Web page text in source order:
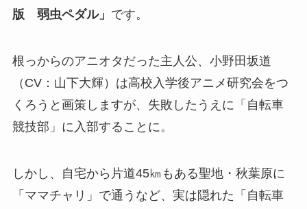
版 弱虫ペダル」 です。
根っからのアニオタだった主人公、小野田坂道
（CV：山下大輝）は高校入学後アニメ研究会をつ
くろうと画策しますが、失敗したうえに「自転車
競技部」に入部することに。
しかし、自宅から片道45㎞もある聖地・秋葉原に
「ママチャリ」で通うなど、実は隠れた「自転車